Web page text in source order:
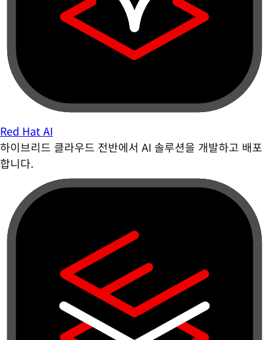
Red Hat AI
하이브리드 클라우드 전반에서 AI 솔루션을 개발하고 배포
합니다.